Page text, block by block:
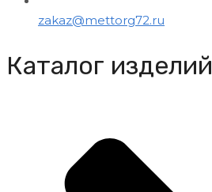
zakaz@mettorg72.ru
Каталог изделий